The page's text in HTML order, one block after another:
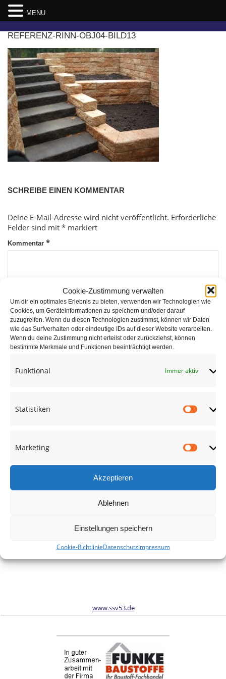
Cookie-Zustimmung verwalten
Um dir ein optimales Erlebnis zu bieten, verwenden wir Technologien wie
Cookies, um Geräteinformationen zu speichern und/oder darauf
zuzugreifen. Wenn du diesen Technologien zustimmst, können wir Daten
wie das Surfverhalten oder eindeutige IDs auf dieser Website verarbeiten.
Wenn du deine Zustimmung nicht erteilst oder zurückziehst, können
bestimmte Merkmale und Funktionen beeinträchtigt werden.
Funktional Immer aktiv
Statistiken
Marketing
Akzeptieren
Ablehnen
Einstellungen speichern
Cookie-RichtlinieDatenschutzImpressum
content
REFERENZ-RINN-OBJ04-BILD13
SCHREIBE EINEN KOMMENTAR
Deine E-Mail-Adresse wird nicht veröffentlicht. Erforderliche
Felder sind mit * markiert
Kommentar *
Name *
*
Website
diesem Browser für die nächste Kommentierung speichern.
Wir sind Sponsor vom Schönwalder Sportverein SSV53
www.ssv53.de
MENU